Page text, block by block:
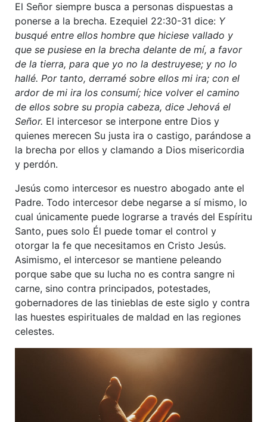
El Señor siempre busca a personas dispuestas a
ponerse a la brecha. Ezequiel 22:30-31 dice: Y
busqué entre ellos hombre que hiciese vallado y
que se pusiese en la brecha delante de mí, a favor
de la tierra, para que yo no la destruyese; y no lo
hallé. Por tanto, derramé sobre ellos mi ira; con el
ardor de mi ira los consumí; hice volver el camino
de ellos sobre su propia cabeza, dice Jehová el
Señor. El intercesor se interpone entre Dios y
quienes merecen Su justa ira o castigo, parándose a
la brecha por ellos y clamando a Dios misericordia
y perdón.
Jesús como intercesor es nuestro abogado ante el
Padre. Todo intercesor debe negarse a sí mismo, lo
cual únicamente puede lograrse a través del Espíritu
Santo, pues solo Él puede tomar el control y
otorgar la fe que necesitamos en Cristo Jesús.
Asimismo, el intercesor se mantiene peleando
porque sabe que su lucha no es contra sangre ni
carne, sino contra principados, potestades,
gobernadores de las tinieblas de este siglo y contra
las huestes espirituales de maldad en las regiones
celestes.